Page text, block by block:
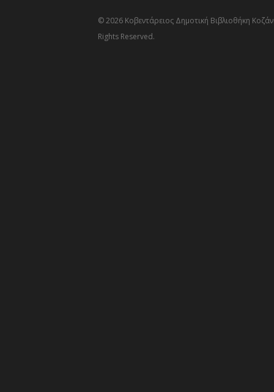
© 2026 Κοβεντάρειος Δημοτική Βιβλιοθήκη
Rights Reserved.